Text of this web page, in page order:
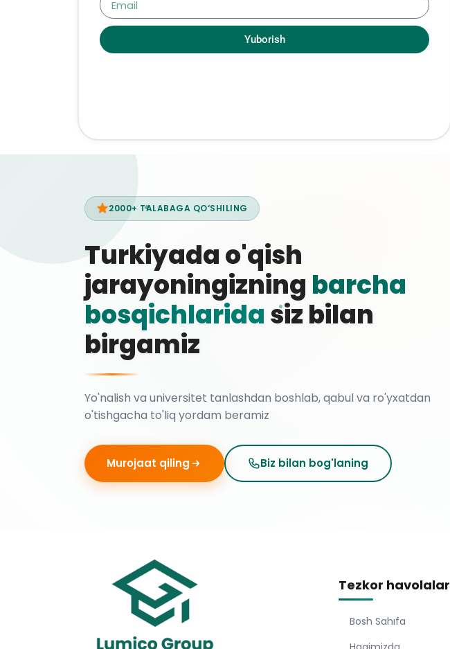
Yuborish
2000+ TALABAGA QO‘SHILING
Turkiyada o'qish
jarayoningizning barcha
bosqichlaridasiz bilan
birgamiz
Yo'nalish va universitet tanlashdan boshlab, qabul va ro'yxatdan
o'tishgacha to'liq yordam beramiz
Murojaat qiling Biz bilan bog'laning
Tezkor havolalar
Bosh Sahıfa